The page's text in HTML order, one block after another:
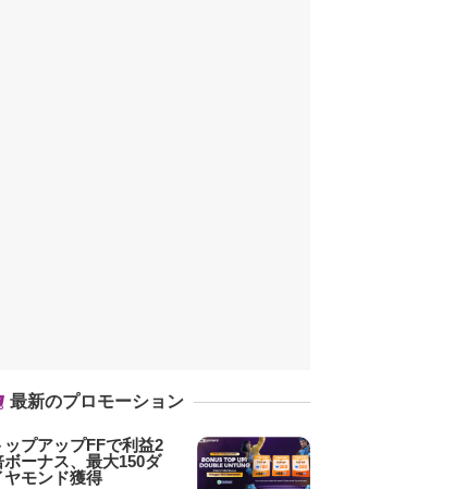
最新のプロモーション
ップアップFFで利益2
ボーナス、最大150ダ
ヤモンド獲得